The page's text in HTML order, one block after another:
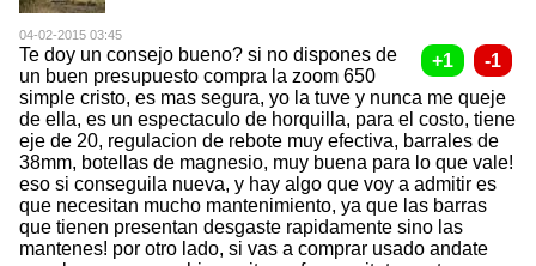
04-02-2015 03:45
Te doy un consejo bueno? si no dispones de
un buen presupuesto compra la zoom 650
simple cristo, es mas segura, yo la tuve y nunca me queje
de ella, es un espectaculo de horquilla, para el costo, tiene
eje de 20, regulacion de rebote muy efectiva, barrales de
38mm, botellas de magnesio, muy buena para lo que vale!
eso si conseguila nueva, y hay algo que voy a admitir es
que necesitan mucho mantenimiento, ya que las barras
que tienen presentan desgaste rapidamente sino las
mantenes! por otro lado, si vas a comprar usado andate